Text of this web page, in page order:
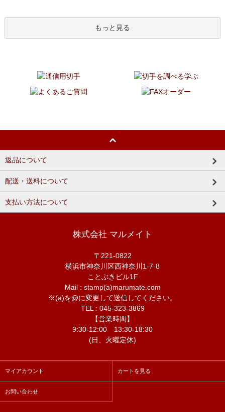
もっと見る
返品について
配送・送料について
支払い方法について
株式会社 マルメイト
〒221-0822
横浜市神奈川区西神奈川1-7-8
ことぶきビル1F
Mail : stamp(a)marumate.com
※(a)を@に変更して送信してください。
TEL : 045-323-3869
【営業時間】
9:30-12:00 13:30-18:30
(日、火曜定休)
マイアカウント カートを見る
お問い合わせ